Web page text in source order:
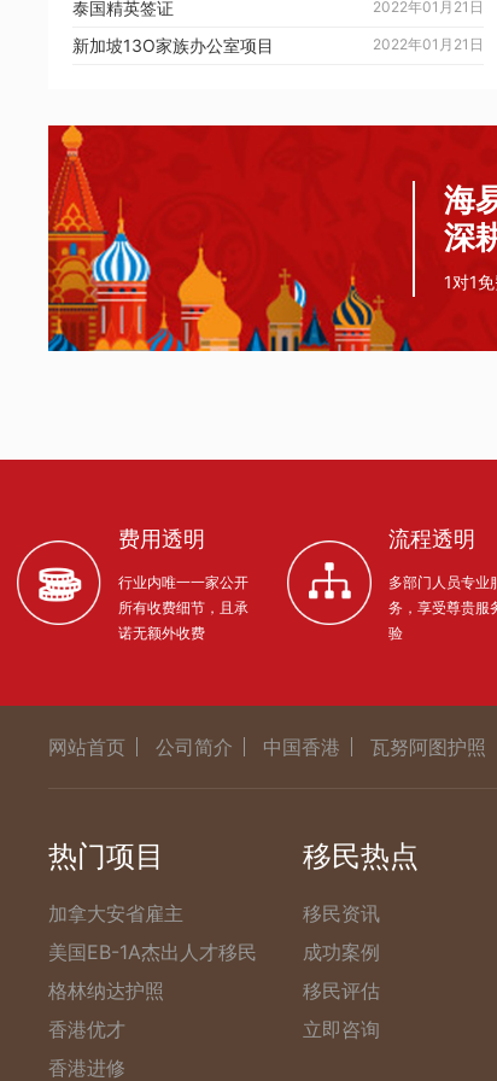
2022年01月21日
泰国精英签证
2022年01月21日
新加坡13O家族办公室项目
海
深
1对1
费用透明
行业内唯一一家公开
所有收费细节，且承
诺无额外收费
流程透明
多部门人员专业
务，享受尊贵服
验
网站首页 公司简介 中国香港 瓦努阿图护照
热门项目
加拿大安省雇主
美国EB-1A杰出人才移民
格林纳达护照
香港优才
香港进修
移民热点
移民资讯
成功案例
移民评估
立即咨询